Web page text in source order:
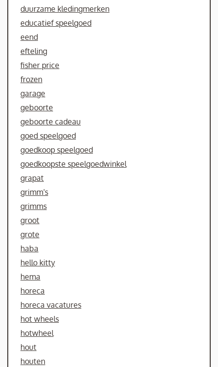
duurzame kledingmerken
educatief speelgoed
eend
efteling
fisher price
frozen
garage
geboorte
geboorte cadeau
goed speelgoed
goedkoop speelgoed
goedkoopste speelgoedwinkel
grapat
grimm's
grimms
groot
grote
haba
hello kitty
hema
horeca
horeca vacatures
hot wheels
hotwheel
hout
houten